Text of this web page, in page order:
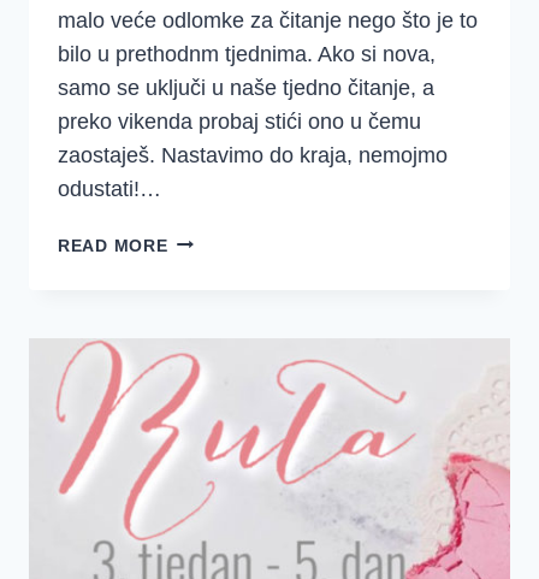
malo veće odlomke za čitanje nego što je to
bilo u prethodnm tjednima. Ako si nova,
samo se uključi u naše tjedno čitanje, a
preko vikenda probaj stići ono u čemu
zaostaješ. Nastavimo do kraja, nemojmo
odustati!…
READ MOREDJD
RUTI
SREDSTVA
{4.
TJEDAN}